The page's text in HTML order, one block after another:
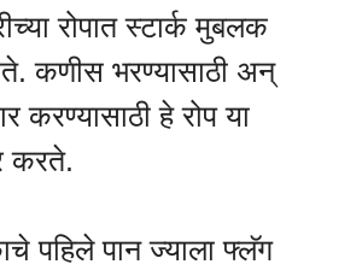
रोपात स्टार्क मुबलक
कणीस भरण्यासाठी अन्
करण्यासाठी हे रोप या
करते.
पहिले पान ज्याला फ्लॅग